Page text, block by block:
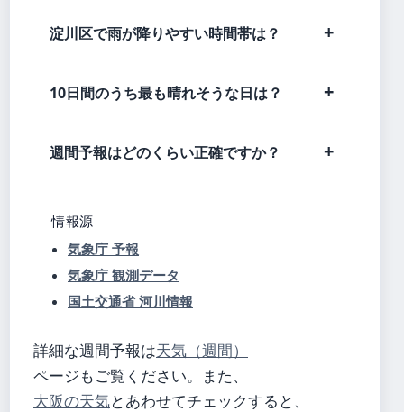
淀川区で雨が降りやすい時間帯は？
10日間のうち最も晴れそうな日は？
週間予報はどのくらい正確ですか？
情報源
気象庁 予報
気象庁 観測データ
国土交通省 河川情報
詳細な週間予報は天気（週間）
ページもご覧ください。また、
大阪の天気とあわせてチェックすると、